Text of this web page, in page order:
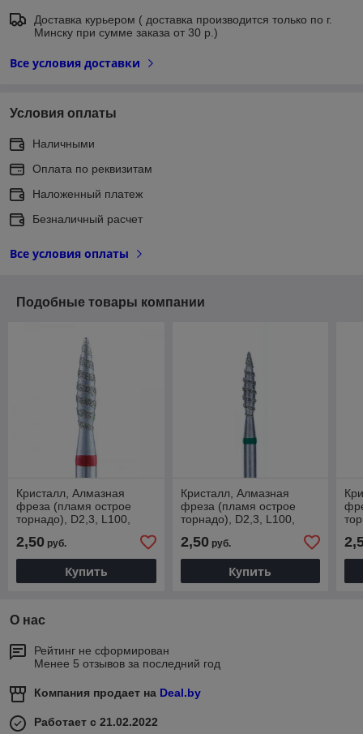
Доставка курьером ( доставка производится только по г.
Минску при сумме заказа от 30 р.)
Все условия доставки
Условия оплаты
Наличными
Оплата по реквизитам
Наложенный платеж
Безналичный расчет
Все условия оплаты
Подобные товары компании
Кристалл, Алмазная
фреза (пламя острое
торнадо), D2,3, L100,
856.104.243.100.023Т
2,50 руб.
Купить
Кристалл, Алмазная
фреза (пламя острое
торнадо), D2,3, L100,
876.104.243.100.023
2,50руб.
Купить
О нас
Рейтинг не сформирован
Менее 5 отзывов за последний год
Компания продает на Deal.by
Работает с 21.02.2022